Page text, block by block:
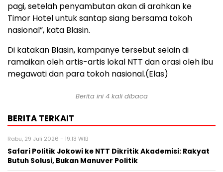
pagi, setelah penyambutan akan di arahkan ke
Timor Hotel untuk santap siang bersama tokoh
nasional”, kata Blasin.
Di katakan Blasin, kampanye tersebut selain di
ramaikan oleh artis-artis lokal NTT dan orasi oleh ibu
megawati dan para tokoh nasional.(Elas)
Berita ini 4 kali dibaca
BERITA TERKAIT
Rabu, 29 Juli 2026 - 19:13 WIB
Safari Politik Jokowi ke NTT Dikritik Akademisi: Rakyat
Butuh Solusi, Bukan Manuver Politik